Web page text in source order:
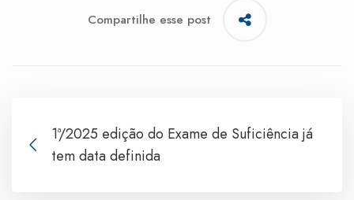
Compartilhe esse post
1ª/2025 edição do Exame de Suficiência já
tem data definida